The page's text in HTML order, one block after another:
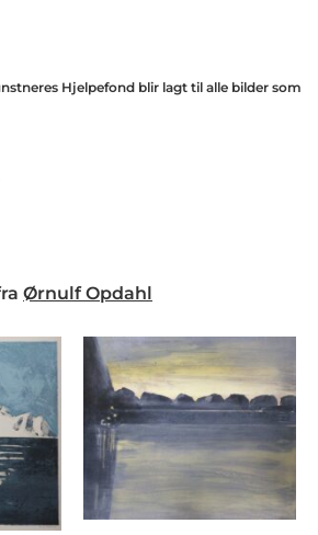
Hjelpefond blir lagt til alle bilder som
Ørnulf Opdahl